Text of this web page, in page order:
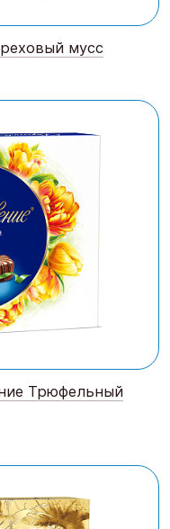
мусс
Трюфельный